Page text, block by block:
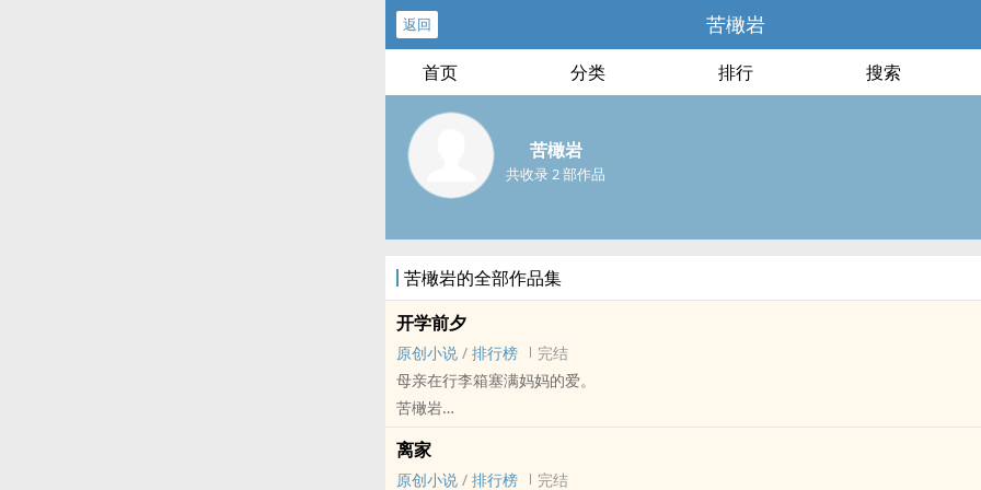
返回 苦橄岩
首页 分类 排行 搜索
苦橄岩
共收录 2 部作品
苦橄岩的全部作品集
开学前夕
原创小说 / 排行榜
完结
母亲在行李箱塞满妈妈的爱。
苦橄岩
原创小说 - 现代 - 无CP - 短篇
完结 - 现实主义 - 第五期征集
离家
原创小说 / 排行榜
完结